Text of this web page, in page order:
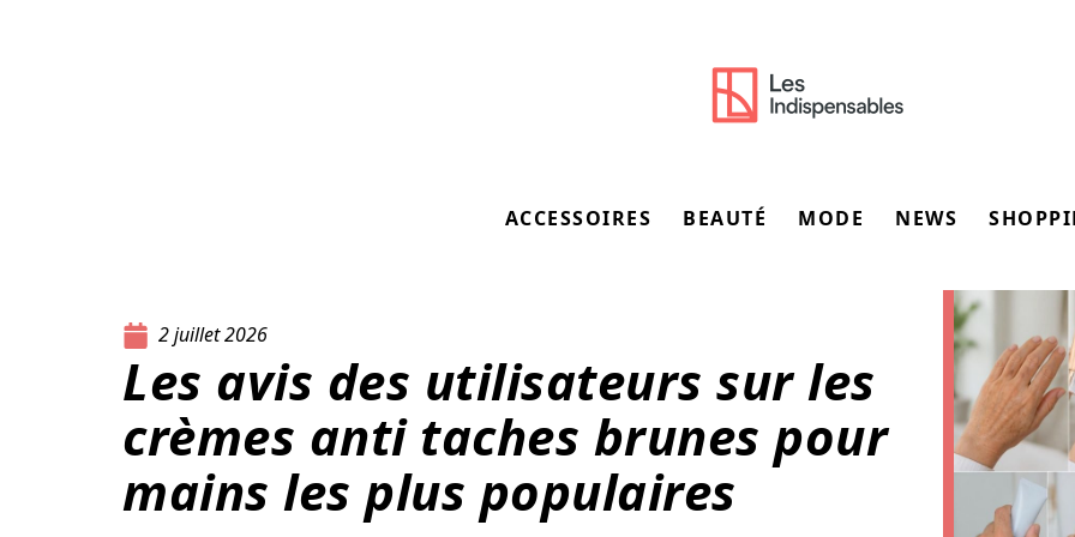
ACCESSOIRES BEAUTÉ MODE NEWS
2 juillet 2026
Les avis des utilisateurs sur les
crèmes anti taches brunes pour
mains les plus populaires